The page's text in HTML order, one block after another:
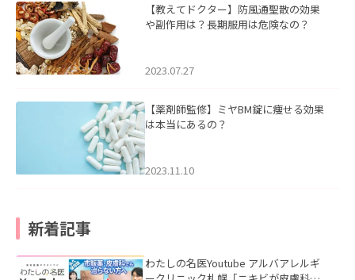
【教えてドクター】防風通聖散の効果
や副作用は？長期服用は危険なの？
2023.07.27
【薬剤師監修】ミヤBM錠に痩せる効果
は本当にあるの？
2023.11.10
新着記事
わたしの名医Youtube アルバアレルギ